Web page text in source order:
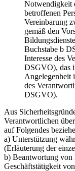
Notwendigkeit
betroffenen
Vereinbarung
gemäß den
Buchstabe b
Interesse des
DSGVO), das
Angelegenheit
des
DSGVO).
Aus
Verantwortlichen
auf Folgendes
a) Unterstützung
(Erläuterung der
b) Beantwortung von
Geschäftstätigkeit